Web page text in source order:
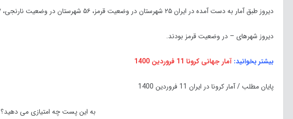
دیروز طبق آمار به دست آمده در ایران ۲۵ شهرستان در وضعیت قرمز، ۵۶ شهرستان در وضعیت نارنجی، ۲۷۷ شهرستان وضعیت زرد و ۹۰ شهرستان در وضعیت آبی بودند.
دیروز شهر‌های – در وضعیت قرمز بودند.
بیشتر بخوانید: آمار جهانی کرونا 11 فروردین 1400
پایان مطلب / آمار کرونا در ایران 11 فروردین 1400
به این پست چه امتیازی می دهید؟